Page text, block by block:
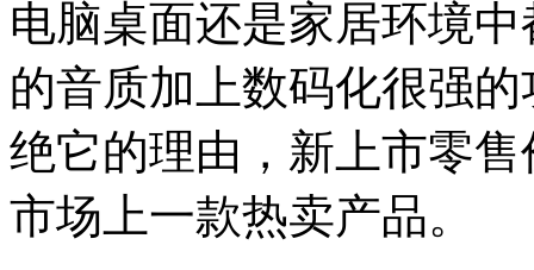
电脑桌面还是家居环境
的音质加上数码化很强
绝它的理由，新上市零
市场上一款热卖产品。